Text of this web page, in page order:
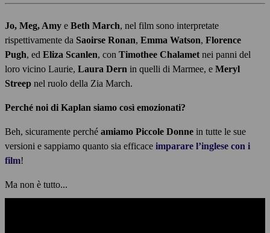
Jo, Meg, Amy e Beth March, nel film sono interpretate
rispettivamente da Saoirse Ronan, Emma Watson, Florence
Pugh, ed Eliza Scanlen, con Timothee Chalamet nei panni del
loro vicino Laurie, Laura Dern in quelli di Marmee, e Meryl
Streep nel ruolo della Zia March.
Perché noi di Kaplan siamo così emozionati?
Beh, sicuramente perché amiamo Piccole Donne in tutte le sue
versioni e sappiamo quanto sia efficace imparare l’inglese con i
film!
Ma non è tutto...